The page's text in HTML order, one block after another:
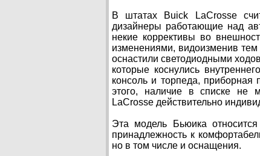
В штатах Buick LaCrosse
дизайнеры работающие над
некие коррективы во
изменениями, видоизменив
оснастили светодиодными
которые коснулись
консоль и торпеда,
этого, наличие в списке не
LaCrosse действительно
Эта модель Бьюика
принадлежность к
но в том числе и оснащения.